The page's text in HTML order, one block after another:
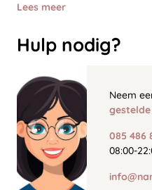
Lees meer
Hulp nodig?
Neem
085 486
08:00-